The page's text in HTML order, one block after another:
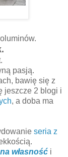
pasją.
bawię się z
jeszcze 2 blogi i
, a doba ma
seria z
własnośći